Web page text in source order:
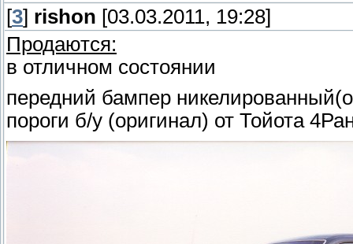
[3] rishon [03.03.2011, 19:28]
Продаются:
в отличном состоянии
передний бампер
пороги б/у (оригинал) от Тойота